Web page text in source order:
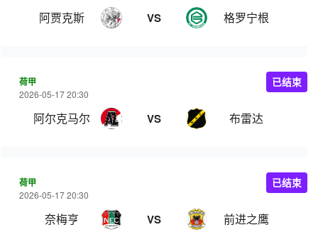
阿贾克斯 VS 格罗宁根
荷甲
2026-05-17 20:30
阿尔克马尔 VS 布雷达
已结束
荷甲
2026-05-17 20:30
奈梅亨 VS 前进之鹰
已结束